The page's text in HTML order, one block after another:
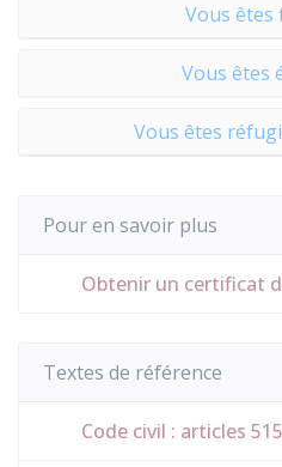
Vous êtes
Vous êtes
Vous êtes
Pour en savoir plus
Obtenir un certificat
Textes de référence
Code civil : articles